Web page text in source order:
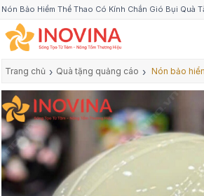
Nón Bảo Hiểm Thể Thao Có Kính Chắn Gió Bụi Quà
Trang chủ › Quà tặng quảng cáo › Nón bảo